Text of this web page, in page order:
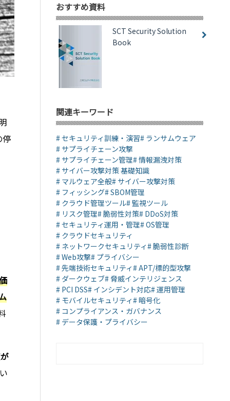
停
おすすめ資料
SCT Security Solution
Book
関連キーワード
# セキュリティ訓練・演習# ランサムウェア
# サプライチェーン攻撃
# サプライチェーン管理# 情報漏洩対策
# サイバー攻撃対策 基礎知識
# マルウェア全般# サイバー攻撃対策
# フィッシング# SBOM管理
# クラウド管理ツール# 監視ツール
# リスク管理# 脆弱性対策# DDoS対策
# セキュリティ運用・管理# OS管理
# クラウドセキュリティ
# ネットワークセキュリティ# 脆弱性診断
# Web攻撃# プライバシー
# 先端技術セキュリティ# APT/標的型攻撃
# ダークウェブ# 脅威インテリジェンス
# PCI DSS# インシデント対応# 運用管理
# モバイルセキュリティ# 暗号化
# コンプライアンス・ガバナンス
# データ保護・プライバシー